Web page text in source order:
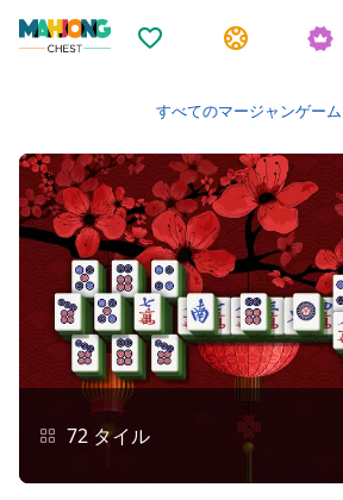
お気に入り タスク
すべてのマージャンゲーム
72 タイル